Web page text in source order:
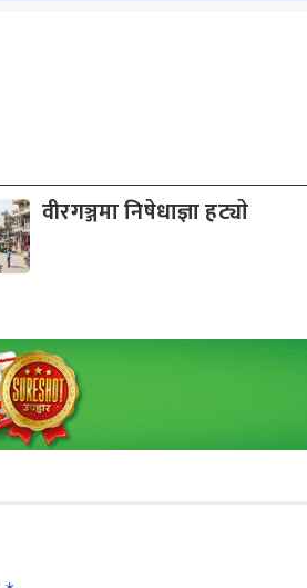
वीरगञ्जमा निषेधाज्ञा हट्याे